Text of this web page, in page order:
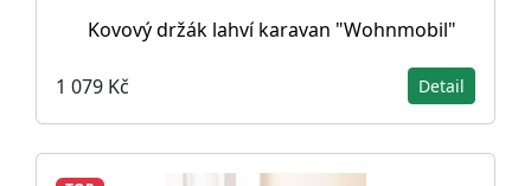
Kovový držák lahví karavan "Wohnmobil"
1 079 Kč Detail